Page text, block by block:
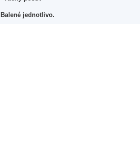
Balené jednotlivo.